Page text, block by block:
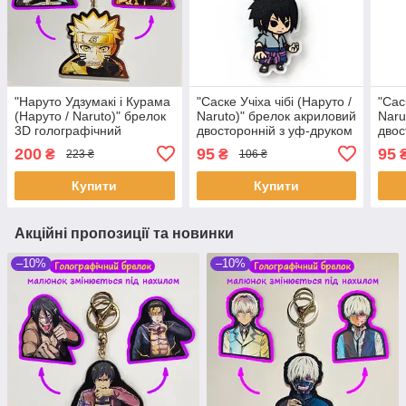
"Наруто Удзумакі і Курама
(Наруто / Naruto)" брелок
3D голографічний
200 ₴ 223 ₴
Купити
"Саске Учіха чібі (Наруто /
Naruto)" брелок акриловий
двосторонній з уф-друком
95₴ 106 ₴
Купити
95
Акційні пропозиції та новинки
–10% –10%